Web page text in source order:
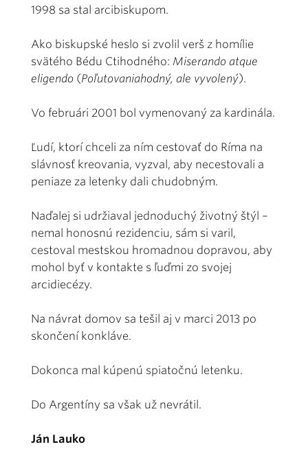
1998 sa stal arcibiskupom.
Ako biskupské heslo si zvolil verš z homílie
svätého Bédu Ctihodného: Miserando atque
eligendo (Poľutovaniahodný, ale vyvolený).
Vo februári 2001 bol vymenovaný za kardinála.
Ľudí, ktorí chceli za ním cestovať do Ríma na
slávnosť kreovania, vyzval, aby necestovali a
peniaze za letenky dali chudobným.
Naďalej si udržiaval jednoduchý životný štýl –
nemal honosnú rezidenciu, sám si varil,
cestoval mestskou hromadnou dopravou, aby
mohol byť v kontakte s ľuďmi zo svojej
arcidiecézy.
Na návrat domov sa tešil aj v marci 2013 po
skončení konkláve.
Dokonca mal kúpenú spiatočnú letenku.
Do Argentíny sa však už nevrátil.
Ján Lauko